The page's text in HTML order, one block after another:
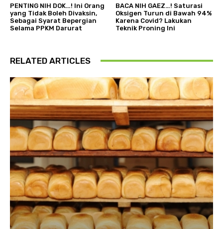
PENTING NIH DOK…! Ini Orang
yang Tidak Boleh Divaksin,
Sebagai Syarat Bepergian
Selama PPKM Darurat
BACA NIH GAEZ…! Saturasi
Oksigen Turun di Bawah 94%
Karena Covid? Lakukan
Teknik Proning Ini
RELATED ARTICLES